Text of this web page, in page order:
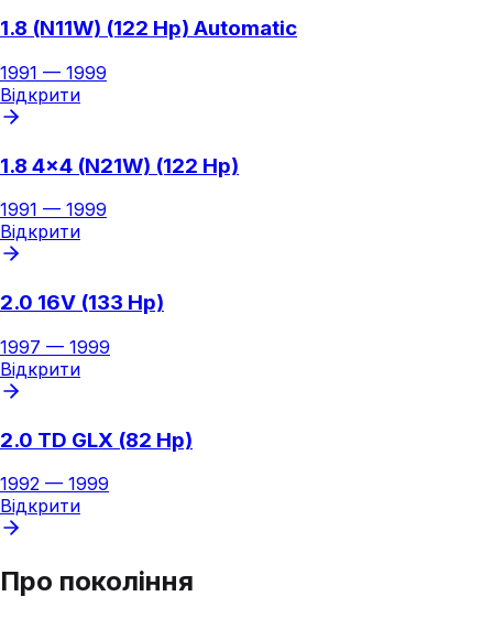
1.8 (N11W) (122 Hp) Automatic
1991 — 1999
Відкрити
1.8 4x4 (N21W) (122 Hp)
1991 — 1999
Відкрити
2.0 16V (133 Hp)
1997 — 1999
Відкрити
2.0 TD GLX (82 Hp)
1992 — 1999
Відкрити
Про покоління